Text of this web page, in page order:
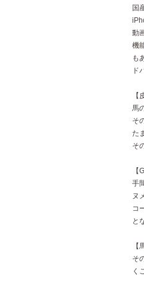
国
動
機
も
ド
馬
そ
た
そ
手
ヌ
コ
と
そ
く